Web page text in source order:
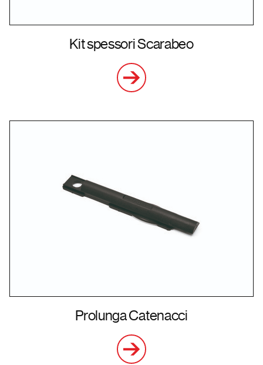
Kit spessori Scarabeo
Prolunga Catenacci